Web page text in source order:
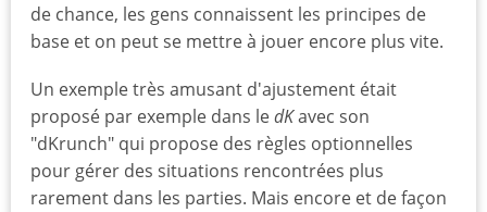
de chance, les gens connaissent les principes de
base et on peut se mettre à jouer encore plus vite.
Un exemple très amusant d'ajustement était
proposé par exemple dans ledKavec son
"dKrunch" qui propose des règles optionnelles
pour gérer des situations rencontrées plus
rarement dans les parties. Mais encore et de façon